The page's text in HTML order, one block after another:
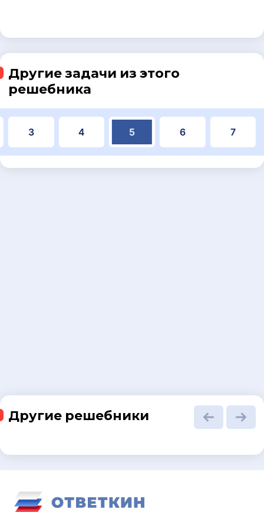
Другие задачи из этого
решебника
3 4 5 6 7
Другие решебники